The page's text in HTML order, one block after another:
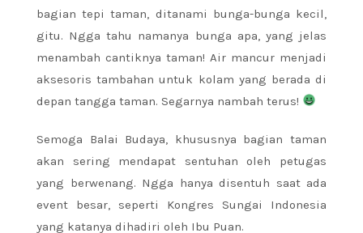
bagian tepi taman, ditanami bunga-bunga kecil,
gitu. Ngga tahu namanya bunga apa, yang jelas
menambah cantiknya taman! Air mancur menjadi
aksesoris tambahan untuk kolam yang berada di
depan tangga taman. Segarnya nambah terus!
Semoga Balai Budaya, khususnya bagian taman
akan sering mendapat sentuhan oleh petugas
yang berwenang. Ngga hanya disentuh saat ada
event besar, seperti Kongres Sungai Indonesia
yang katanya dihadiri oleh Ibu Puan.